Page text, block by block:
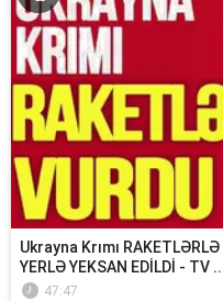
Ukrayna Krımı
YERLƏ YEKSAN EDİLDİ - TV
47:47